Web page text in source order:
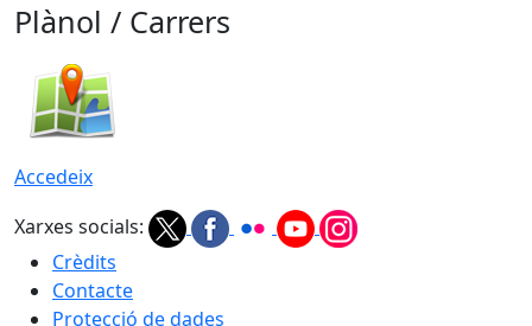
Plànol / Carrers
Accedeix
Xarxes socials:
Crèdits
Contacte
Protecció de dades